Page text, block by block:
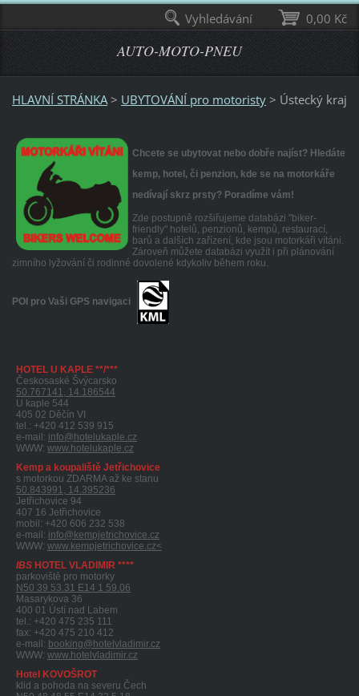
AUTO-MOTO-PNEU
HLAVNÍ STRÁNKA > UBYTOVÁNÍ pro motoristy > Ústecký kraj
Chcete se ubytovat nebo dobře najíst? Hledáte
kemp, hotel, či penzion, kde se na motorkáře
nedívají skrz prsty? Poradíme vám!
Zde postupně rozšiřujeme databázi "biker-
friendly" hotelů, penzionů, kempů, restaurací,
barů a dalších zařízení, kde jsou motorkáři vítáni.
Zároveň můžete databázi využít i při plánování
zimního lyžování či rodinné dovolené kdykoliv během roku.
POI pro Vaši GPS navigaci
HOTEL U KAPLE **/***
Českosaské Švýcarsko
50.767141, 14.186544
U kaple 544
405 02 Děčín VI
tel.: +420 412 539 915
e-mail: info@hotelukaple.cz
WWW: www.hotelukaple.cz
Kemp a koupaliště Jetřichovice
s motorkou ZDARMA až ke stanu
50.843991, 14.395236
Jetřichovice 94
407 16 Jetřichovice
mobil: +420 606 232 538
e-mail: info@kempjetrichovice.cz
WWW: www.kempjetrichovice.cz<
IBSHOTEL VLADIMIR ****
parkoviště pro motorky
N50 39 53.31 E14 1 59.06
Masarykova 36
400 01 Ústí nad Labem
tel.: +420 475 235 111
fax: +420 475 210 412
e-mail: booking@hotelvladimir.cz
WWW: www.hotelvladimir.cz
Hotel KOVOŠROT
klid a pohoda na severu Čech
0,00 Kč
Vyhledávání